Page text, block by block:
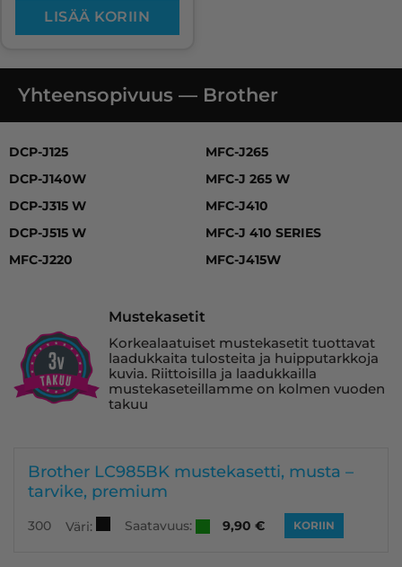
LISÄÄ KORIIN
Yhteensopivuus — Brother
DCP-J125
DCP-J140W
DCP-J315 W
DCP-J515 W
MFC-J220
MFC-J265
MFC-J 265 W
MFC-J410
MFC-J 410 SERIES
MFC-J415W
Mustekasetit
Korkealaatuiset mustekasetit tuottavat
laadukkaita tulosteita ja huipputarkkoja
kuvia. Riittoisilla ja laadukkailla
mustekaseteillamme on kolmen vuoden
takuu
Brother LC985BK mustekasetti, musta –
tarvike, premium
300 Väri: Saatavuus: 9,90 € KORIIN